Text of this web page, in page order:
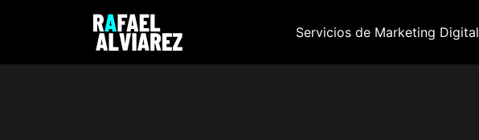
Servicios de Marketing Digital